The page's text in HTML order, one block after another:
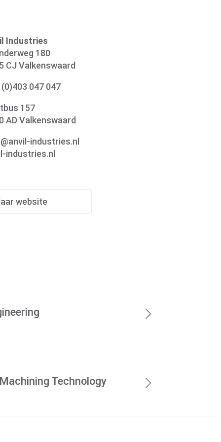
Industries
180
CJ Valkenswaard
047 047
157
AD Valkenswaard
industries.nl
industries.nl
website
Technology